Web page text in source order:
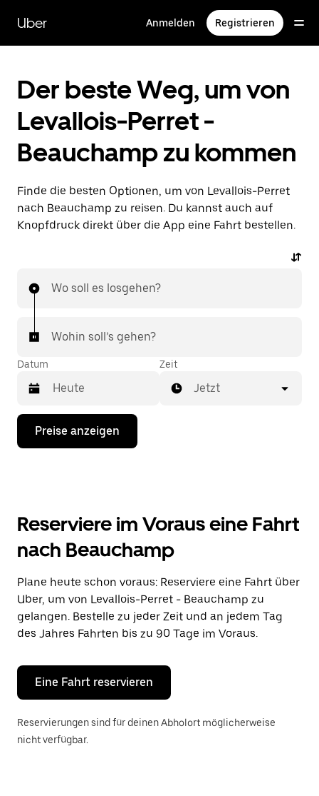
zum
Hauptinhalt
Uber Anmelden Registrieren
Der beste Weg, um von
Levallois-Perret -
Beauchamp zu kommen
Finde die besten Optionen, um von Levallois-Perret
nach Beauchamp zu reisen. Du kannst auch auf
Knopfdruck direkt über die App eine Fahrt bestellen.
Wo soll es losgehen?
Wohin soll’s gehen?
Datum
Drücke
Nach-
Kalender
interagieren
ein
Datum
auszuwählen.
Drücke
die
Escape-
um
den
Kalender
schließen.
Zeit
Jetzt
Preise anzeigen
Reserviere im Voraus eine Fahrt
nach Beauchamp
Plane heute schon voraus: Reserviere eine Fahrt über
Uber, um von Levallois-Perret - Beauchamp zu
gelangen. Bestelle zu jeder Zeit und an jedem Tag
des Jahres Fahrten bis zu 90 Tage im Voraus.
Eine Fahrt reservieren
Reservierungen sind für deinen Abholort möglicherweise
nicht verfügbar.